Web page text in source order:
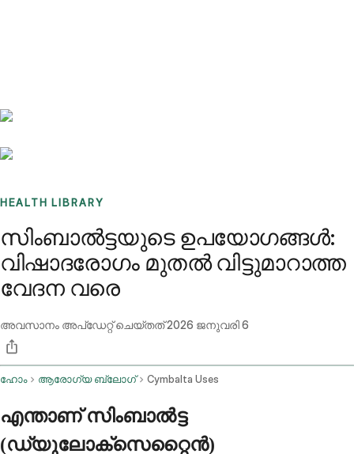
HEALTH LIBRARY
സിംബാൽട്ടയുടെ ഉപയോഗങ്ങൾ:
വിഷാദരോഗം മുതൽ വിട്ടുമാറാത്ത
വേദന വരെ
അവസാനം അപ്ഡേറ്റ് ചെയ്തത്2026 ജനുവരി 6
ഹോം ആരോഗ്യ ബ്ലോഗ് Cymbalta Uses
എന്താണ് സിംബാൽട്ട
(ഡ്യുലോക്സെറ്റൈൻ)